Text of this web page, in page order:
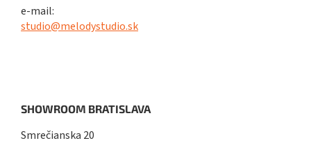
e-mail:
studio@melodystudio.sk
SHOWROOM BRATISLAVA
Smrečianska 20